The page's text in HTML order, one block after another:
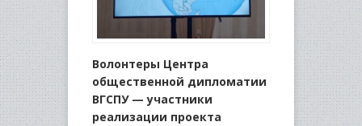
Волонтеры Центра
общественной дипломатии
ВГСПУ — участники
реализации проекта